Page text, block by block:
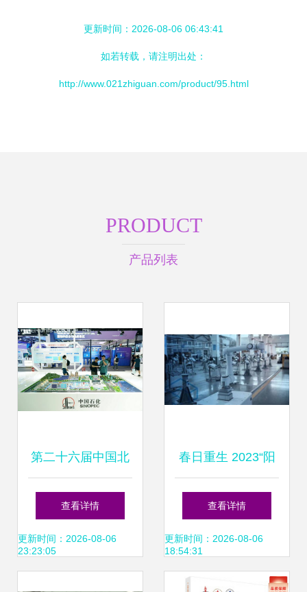
更新时间：2026-08-06 06:43:41
如若转载，请注明出处：
http://www.021zhiguan.com/product/95.html
PRODUCT
产品列表
第二十六届中国北
京国际科技产业博
览会开幕 聚焦信息
查看详情
更新时间：2026-08-06
23:23:05
春日重生 2023“阳
康”后工业机器人的
向新之路
查看详情
更新时间：2026-08-06
18:54:31